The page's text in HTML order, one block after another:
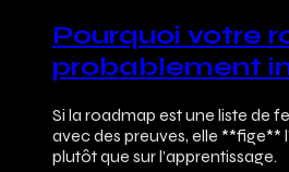
Pourquoi votre
probablement
Si la roadmap est une liste de
avec des preuves, elle **fige**
plutôt que sur l’apprentissage.